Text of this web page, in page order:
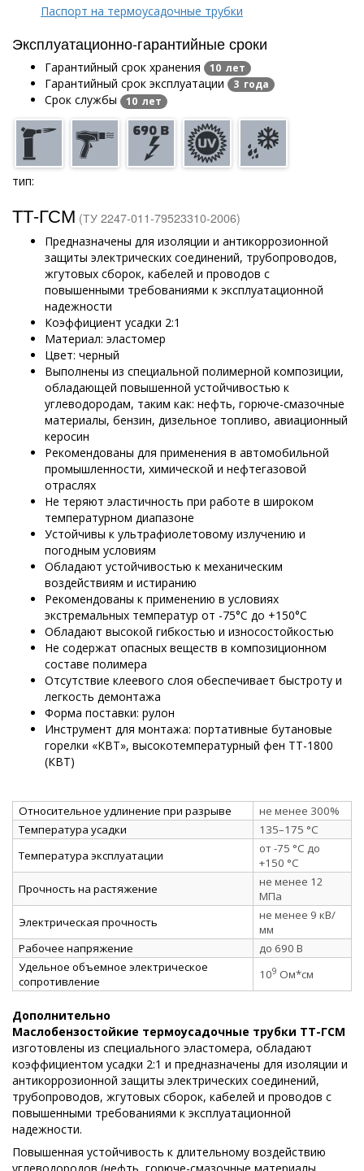
Паспорт на термоусадочные трубки
Эксплуатационно-гарантийные сроки
Гарантийный срок хранения 10 лет
Гарантийный срок эксплуатации 3 года
Срок службы 10 лет
тип:
ТТ-ГСМ (ТУ 2247-011-79523310-2006)
Предназначены для изоляции и антикоррозионной
защиты электрических соединений, трубопроводов,
жгутовых сборок, кабелей и проводов с
повышенными требованиями к эксплуатационной
надежности
Коэффициент усадки 2:1
Материал: эластомер
Цвет: черный
Выполнены из специальной полимерной композиции,
обладающей повышенной устойчивостью к
углеводородам, таким как: нефть, горюче-смазочные
материалы, бензин, дизельное топливо, авиационный
керосин
Рекомендованы для применения в автомобильной
промышленности, химической и нефтегазовой
отраслях
Не теряют эластичность при работе в широком
температурном диапазоне
Устойчивы к ультрафиолетовому излучению и
погодным условиям
Обладают устойчивостью к механическим
воздействиям и истиранию
Рекомендованы к применению в условиях
экстремальных температур от -75°C до +150°C
Обладают высокой гибкостью и износостойкостью
Не содержат опасных веществ в композиционном
составе полимера
Отсутствие клеевого слоя обеспечивает быстроту и
легкость демонтажа
Форма поставки: рулон
Инструмент для монтажа: портативные бутановые
горелки «КВТ», высокотемпературный фен ТТ-1800
(КВТ)
Относительное удлинение при разрыве
не менее 300%
Температура усадки
135–175 °C
Температура эксплуатации
от -75 °C до
+150 °C
Прочность на растяжение
не менее 12
МПа
Электрическая прочность
не менее 9 кВ/
мм
Рабочее напряжение
до 690 В
Удельное объемное электрическое
сопротивление
109 Ом*см
Дополнительно
Маслобензостойкие термоусадочные трубки ТТ-ГСМ
изготовлены из специального эластомера, обладают
коэффициентом усадки 2:1 и предназначены для изоляции и
антикоррозионной защиты электрических соединений,
трубопроводов, жгутовых сборок, кабелей и проводов с
повы­шенными требованиями к эксплуатационной
надежности.
Повышен­ная устойчивость к длительному воздействию
углеводородов (нефть, горюче-смазочные материалы,